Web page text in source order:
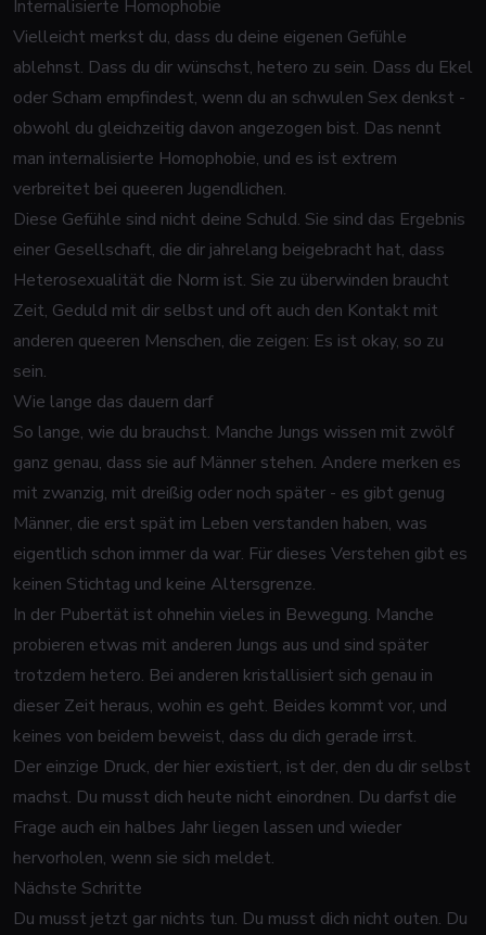
Internalisierte Homophobie
Vielleicht merkst du, dass du deine eigenen Gefühle
ablehnst. Dass du dir wünschst, hetero zu sein. Dass du Ekel
oder Scham empfindest, wenn du an schwulen Sex denkst -
obwohl du gleichzeitig davon angezogen bist. Das nennt
man internalisierte Homophobie, und es ist extrem
verbreitet bei queeren Jugendlichen.
Diese Gefühle sind nicht deine Schuld. Sie sind das Ergebnis
einer Gesellschaft, die dir jahrelang beigebracht hat, dass
Heterosexualität die Norm ist. Sie zu überwinden braucht
Zeit, Geduld mit dir selbst und oft auch den Kontakt mit
anderen queeren Menschen, die zeigen: Es ist okay, so zu
sein.
Wie lange das dauern darf
So lange, wie du brauchst. Manche Jungs wissen mit zwölf
ganz genau, dass sie auf Männer stehen. Andere merken es
mit zwanzig, mit dreißig oder noch später - es gibt genug
Männer, die erst spät im Leben verstanden haben, was
eigentlich schon immer da war. Für dieses Verstehen gibt es
keinen Stichtag und keine Altersgrenze.
In der Pubertät ist ohnehin vieles in Bewegung. Manche
probieren etwas mit anderen Jungs aus und sind später
trotzdem hetero. Bei anderen kristallisiert sich genau in
dieser Zeit heraus, wohin es geht. Beides kommt vor, und
keines von beidem beweist, dass du dich gerade irrst.
Der einzige Druck, der hier existiert, ist der, den du dir selbst
machst. Du musst dich heute nicht einordnen. Du darfst die
Frage auch ein halbes Jahr liegen lassen und wieder
hervorholen, wenn sie sich meldet.
Nächste Schritte
Du musst jetzt gar nichts tun. Du musst dich nicht outen. Du